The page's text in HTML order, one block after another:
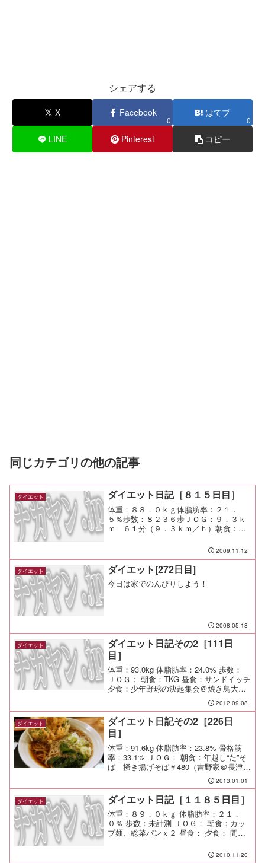
シェアする
X Facebook
0
はてブ
0
LINE Pinterest コピー
同じカテゴリの他の記事
ダイエット ダイエット日記［８１５日目］
体重：８８．０ｋｇ体脂肪率：２１．
５％歩数：８２３６歩ＪＯＧ：９．３ｋ
ｍ ６１分（９．３ｋｍ／ｈ）朝食：チ
６０昼食：ニラレバ定食（ウェイウェイ
台所）￥７８０夕食：刺身間食：メモ：
一般のお客様と接する機会は...
2009.11.12
ダイエット ダイエット[272日目]
今日は家でのんびりしよう！
2008.05.18
ダイエット
ダイエット日記その2［111日
目］
体重：93.0kg 体脂肪率：24.0% 歩数：
ＪＯＧ： 朝食：TKG 昼食：サンドイッチ
夕食：少年野球の決起集会＠焼き鳥大吉
間食： メモ：もしや軽度の肉離れを起こ
2012.09.08
ダイエット
ダイエット日記その2［226日
目］
体重：91.6kg 体脂肪率：23.8% 骨格筋
率：33.1% ＪＯＧ： 朝食：年越し“た”そ
ば 掻き揚げそば￥480（吉野家＠長津
田）牛丼で有名な吉野家って、牛丼だけ
じゃなくて蕎麦併設店もやっている。
十割蕎麦でなかなかおいしい。 昼食：...
2013.01.01
ダイエット ダイエット日記［１１８５日目］
体重：８９．０ｋｇ 体脂肪率：２１．
０％ 歩数：未計測 ＪＯＧ： 朝食：カッ
プ麺、総菜パンｘ２ 昼食： 夕食： 間
2010.11.20